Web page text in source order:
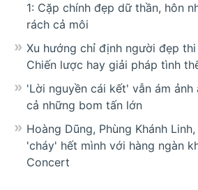
1: Cặp chính đẹp dữ thần, hôn
rách cả môi
Xu hướng chỉ định người đẹp
Chiến lược hay giải pháp tình
'Lời nguyền cái kết' vẫn ám ảnh
cả những bom tấn lớn
Hoàng Dũng, Phùng Khánh
'cháy' hết mình với hàng ngàn
Concert